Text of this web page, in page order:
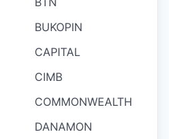
BUKOPIN
CAPITAL
CIMB
COMMONWEALTH
DANAMON